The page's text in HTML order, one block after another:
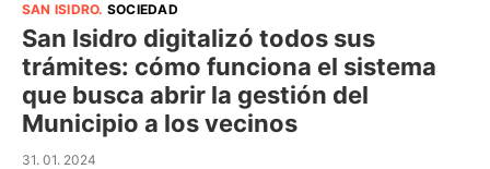
SAN ISIDRO. SOCIEDAD
San Isidro digitalizó todos sus
trámites: cómo funciona el sistema
que busca abrir la gestión del
Municipio a los vecinos
31. 01. 2024